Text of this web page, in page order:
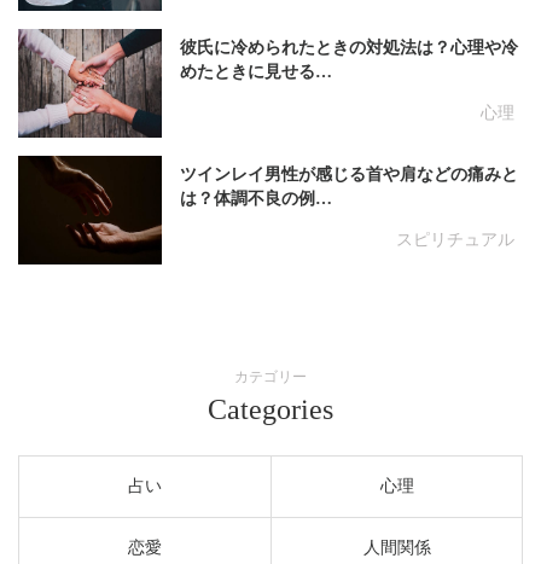
心理
彼氏に冷められたときの対処法は？心理や冷
めたときに見せる…
スピリチュアル
ツインレイ男性が感じる首や肩などの痛みと
は？体調不良の例…
カテゴリー
Categories
占い 心理
恋愛 人間関係